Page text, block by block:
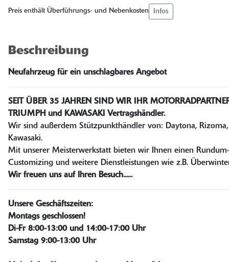
Preis enthält Überführungs- und Nebenkosten Infos
Beschreibung
Neufahrzeug für ein unschlagbares Angebot
SEIT ÜBER 35 JAHREN SIND WIR IHR
TRIUMPH und KAWASAKI Vertragshändler.
Wir sind außerdem Stützpunkthändler von: Daytona,
Kawasaki.
Mit unserer Meisterwerkstatt bieten wir Ihnen einen
Customizing und weitere Dienstleistungen wie z.B.
Wir freuen uns auf Ihren Besuch......
Unsere Geschäftszeiten:
Montags geschlossen!
Di-Fr 8:00-13:00 und 14:00-17:00 Uhr
Samstag 9:00-13:00 Uhr